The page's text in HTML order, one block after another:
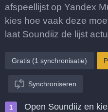
afspeellijst op Yandex
kies hoe vaak deze
laat Soundiiz de lijst
Gratis (1 synchronisatie)
Synchroniseren
Open Soundiiz en